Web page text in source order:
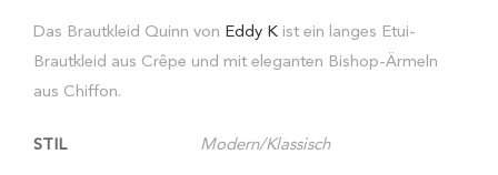
Das Brautkleid Quinn von Eddy K ist ein langes Etui-
Brautkleid aus Crêpe und mit eleganten Bishop-Ärmeln
aus Chiffon.
STIL Modern/Klassisch